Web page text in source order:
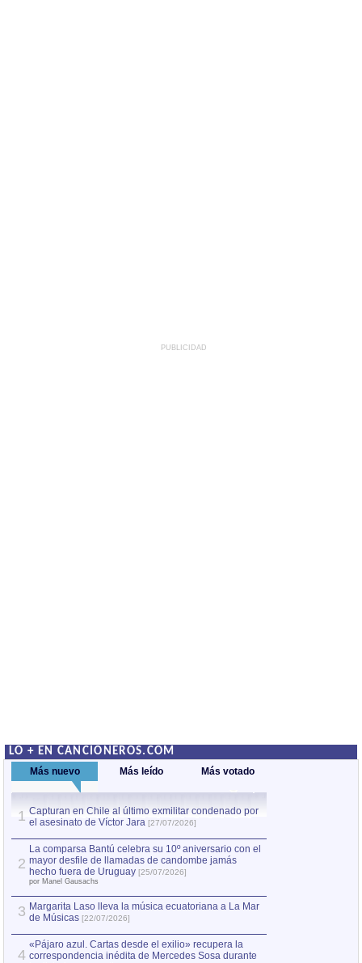
PUBLICIDAD
LO + EN CANCIONEROS.COM
Más nuevo Más leído Más votado
1 Capturan en Chile al último exmilitar condenado por
el asesinato de Víctor Jara [27/07/2026]
2
La comparsa Bantú celebra su 10º aniversario con el
mayor desfile de llamadas de candombe jamás
hecho fuera de Uruguay [25/07/2026]
por Manel Gausachs
3 Margarita Laso lleva la música ecuatoriana a La Mar
de Músicas [22/07/2026]
4
«Pájaro azul. Cartas desde el exilio» recupera la
correspondencia inédita de Mercedes Sosa durante